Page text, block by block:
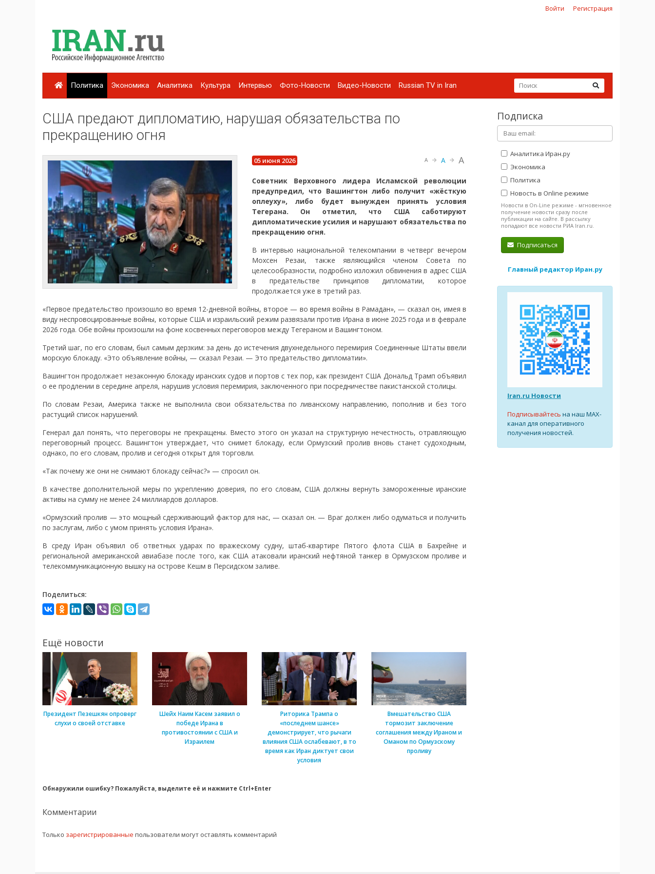
Войти Регистрация
Политика Экономика Аналитика Культура Интервью Фото-Новости Видео-Новости Russian TV in Iran
США предают дипломатию, нарушая обязательства по
прекращению огня
05 июня 2026 A A A
Советник Верховного лидера Исламской революции
предупредил, что Вашингтон либо получит «жёсткую
оплеуху», либо будет вынужден принять условия
Тегерана. Он отметил, что США саботируют
дипломатические усилия и нарушают обязательства по
прекращению огня.
В интервью национальной телекомпании в четверг вечером
Мохсен Резаи, также являющийся членом Совета по
целесообразности, подробно изложил обвинения в адрес США
в предательстве принципов дипломатии, которое
продолжается уже в третий раз.
«Первое предательство произошло во время 12-дневной войны, второе — во время войны в Рамадан», — сказал он, имея в
виду неспровоцированные войны, которые США и израильский режим развязали против Ирана в июне 2025 года и в феврале
2026 года. Обе войны произошли на фоне косвенных переговоров между Тегераном и Вашингтоном.
Третий шаг, по его словам, был самым дерзким: за день до истечения двухнедельного перемирия Соединенные Штаты ввели
морскую блокаду. «Это объявление войны, — сказал Резаи. — Это предательство дипломатии».
Вашингтон продолжает незаконную блокаду иранских судов и портов с тех пор, как президент США Дональд Трамп объявил
о ее продлении в середине апреля, нарушив условия перемирия, заключенного при посредничестве пакистанской столицы.
По словам Резаи, Америка также не выполнила свои обязательства по ливанскому направлению, пополнив и без того
растущий список нарушений.
Генерал дал понять, что переговоры не прекращены. Вместо этого он указал на структурную нечестность, отравляющую
переговорный процесс. Вашингтон утверждает, что снимет блокаду, если Ормузский пролив вновь станет судоходным,
однако, по его словам, пролив и сегодня открыт для торговли.
«Так почему же они не снимают блокаду сейчас?» — спросил он.
В качестве дополнительной меры по укреплению доверия, по его словам, США должны вернуть замороженные иранские
активы на сумму не менее 24 миллиардов долларов.
«Ормузский пролив — это мощный сдерживающий фактор для нас, — сказал он. — Враг должен либо одуматься и получить
по заслугам, либо с умом принять условия Ирана».
В среду Иран объявил об ответных ударах по вражескому судну, штаб-квартире Пятого флота США в Бахрейне и
региональной американской авиабазе после того, как США атаковали иранский нефтяной танкер в Ормузском проливе и
телекоммуникационную вышку на острове Кешм в Персидском заливе.
Поделиться:
Ещё новости
Президент Пезешкян опроверг
слухи о своей отставке
Шейх Наим Касем заявил о
победе Ирана в
противостоянии с США и
Израилем
Риторика Трампа о
«последнем шансе»
демонстрирует, что рычаги
влияния США ослабевают, в то
время как Иран диктует свои
условия
Вмешательство США
тормозит заключение
соглашения между Ираном и
Оманом по Ормузскому
проливу
Обнаружили ошибку? Пожалуйста, выделите её и нажмите Ctrl+Enter
Комментарии
Только зарегистрированные пользователи могут оставлять комментарий
Подписка
Аналитика Иран.ру
Экономика
Политика
Новость в Online режиме
Новости в On-Line режиме - мгновенное
получение новости сразу после
публикации на сайте. В рассылку
попадают все новости РИА Iran.ru.
Подписаться
Главный редактор Иран.ру
Iran.ru Новости
Подписывайтесь на наш MAX-
канал для оперативного
получения новостей.